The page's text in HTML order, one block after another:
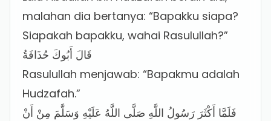
malahan dia bertanya: “Bapakku siapa?
Siapakah bapakku, wahai Rasulullah?”
قَالَ أَبُوكَ حُذَافَةُ
Rasulullah menjawab: “Bapakmu adalah
Hudzafah.”
فَلَمَّا أَكْثَرَ رَسُولُ اللَّهِ صَلَّى اللَّهُ عَلَيْهِ وَسَلَّمَ مِنْ أَنْ